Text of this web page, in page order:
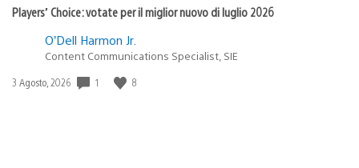
Players’ Choice: votate per il miglior nuovo di luglio 2026
O’Dell Harmon Jr.
Content Communications Specialist, SIE
Data
3 Agosto, 2026 1 8